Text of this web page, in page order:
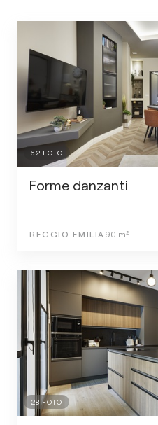
62 FOTO
Forme danzanti
REGGIO EMILIA 90 m²
28 FOTO